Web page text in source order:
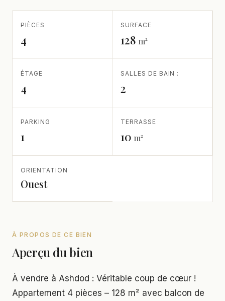
PIÈCES
4
SURFACE
128 m²
ÉTAGE
4
SALLES DE BAIN :
2
PARKING
1
TERRASSE
10 m²
ORIENTATION
Ouest
À PROPOS DE CE BIEN
Aperçu du bien
À vendre à Ashdod : Véritable coup de cœur !
Appartement 4 pièces – 128 m² avec balcon de